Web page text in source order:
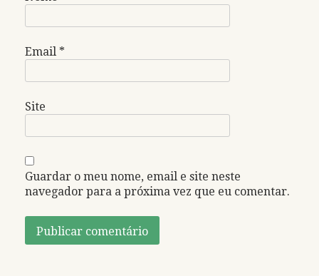
Email *
Site
Guardar o meu nome, email e site neste
navegador para a próxima vez que eu comentar.